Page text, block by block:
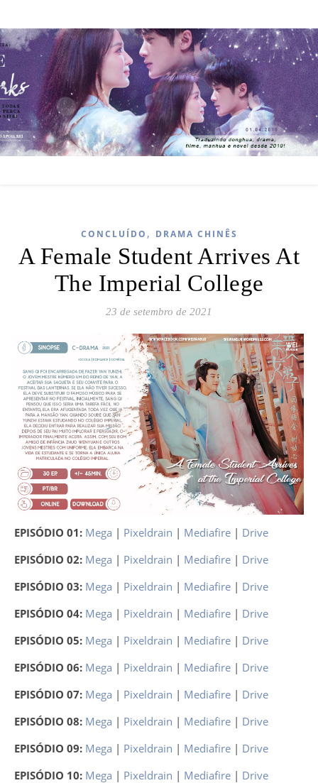
CONCLUÍDO , DRAMA CHINÊS
A Female Student Arrives At
The Imperial College
23 de setembro de 2021
EPISÓDIO 01: Mega | Pixeldrain | Mediafire | Drive
EPISÓDIO 02: Mega | Pixeldrain | Mediafire | Drive
EPISÓDIO 03: Mega | Pixeldrain | Mediafire | Drive
EPISÓDIO 04: Mega | Pixeldrain | Mediafire | Drive
EPISÓDIO 05: Mega | Pixeldrain | Mediafire | Drive
EPISÓDIO 06: Mega | Pixeldrain | Mediafire | Drive
EPISÓDIO 07: Mega | Pixeldrain | Mediafire | Drive
EPISÓDIO 08: Mega | Pixeldrain | Mediafire | Drive
EPISÓDIO 09: Mega | Pixeldrain | Mediafire | Drive
EPISÓDIO 10: Mega | Pixeldrain | Mediafire | Drive